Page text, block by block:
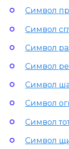
Символ
Символ
Символ
Символ
Символ
Символ
Символ
Символ